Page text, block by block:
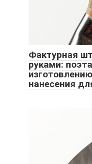
Фактурная
руками:
нанесения